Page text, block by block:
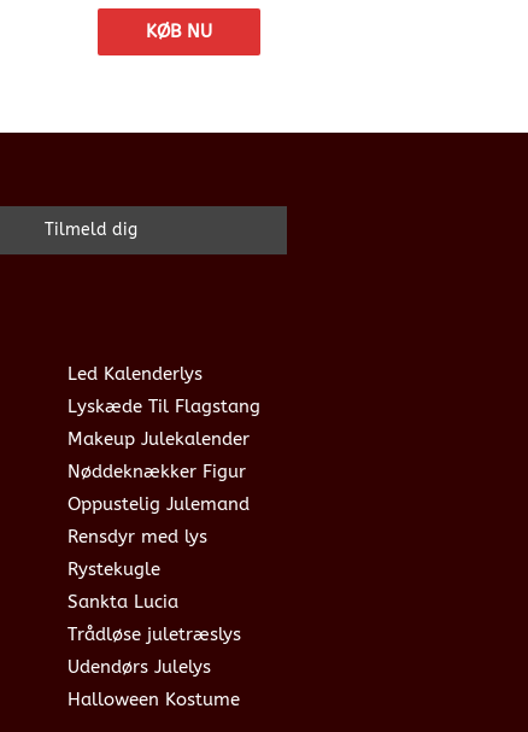
KØB NU
Led Kalenderlys
Lyskæde Til Flagstang
Makeup Julekalender
Nøddeknækker Figur
Oppustelig Julemand
Rensdyr med lys
Rystekugle
Sankta Lucia
Trådløse juletræslys
Udendørs Julelys
Halloween Kostume